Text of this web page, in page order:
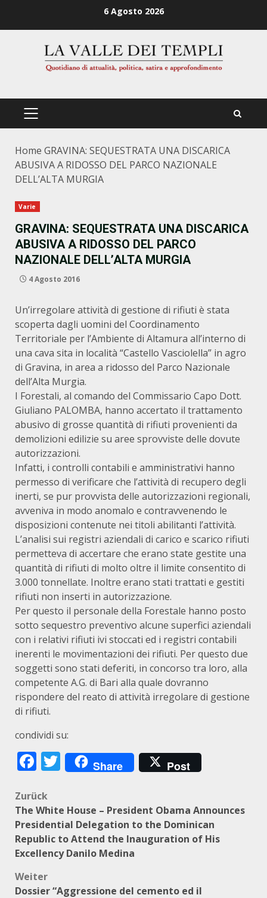
6 Agosto 2026
PRIMÄRES
Home GRAVINA: SEQUESTRATA UNA DISCARICA
ABUSIVA A RIDOSSO DEL PARCO NAZIONALE
DELL’ALTA MURGIA
Varie
GRAVINA: SEQUESTRATA UNA DISCARICA
ABUSIVA A RIDOSSO DEL PARCO
NAZIONALE DELL’ALTA MURGIA
4 Agosto 2016
Un’irregolare attività di gestione di rifiuti è stata
scoperta dagli uomini del Coordinamento
Territoriale per l’Ambiente di Altamura all’interno di
una cava sita in località “Castello Vasciolella” in agro
di Gravina, in area a ridosso del Parco Nazionale
dell’Alta Murgia.
I Forestali, al comando del Commissario Capo Dott.
Giuliano PALOMBA, hanno accertato il trattamento
abusivo di grosse quantità di rifiuti provenienti da
demolizioni edilizie su aree sprovviste delle dovute
autorizzazioni.
Infatti, i controlli contabili e amministrativi hanno
permesso di verificare che l’attività di recupero degli
inerti, se pur provvista delle autorizzazioni regionali,
avveniva in modo anomalo e contravvenendo le
disposizioni contenute nei titoli abilitanti l’attività.
L’analisi sui registri aziendali di carico e scarico rifiuti
permetteva di accertare che erano state gestite una
quantità di rifiuti di molto oltre il limite consentito di
3.000 tonnellate. Inoltre erano stati trattati e gestiti
rifiuti non inserti in autorizzazione.
Per questo il personale della Forestale hanno posto
sotto sequestro preventivo alcune superfici aziendali
con i relativi rifiuti ivi stoccati ed i registri contabili
inerenti le movimentazioni dei rifiuti. Per questo due
soggetti sono stati deferiti, in concorso tra loro, alla
competente A.G. di Bari alla quale dovranno
rispondere del reato di attività irregolare di gestione
di rifiuti.
condividi su:
Facebook
Twitter
Share Post
Beitragsnavigation
Zurück
The White House – President Obama Announces
Presidential Delegation to the Dominican
Republic to Attend the Inauguration of His
Excellency Danilo Medina
Weiter
Dossier “Aggressione del cemento ed il